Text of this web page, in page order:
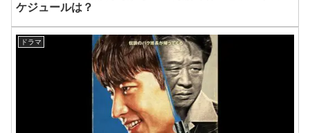
ケジュールは？
ドラマ